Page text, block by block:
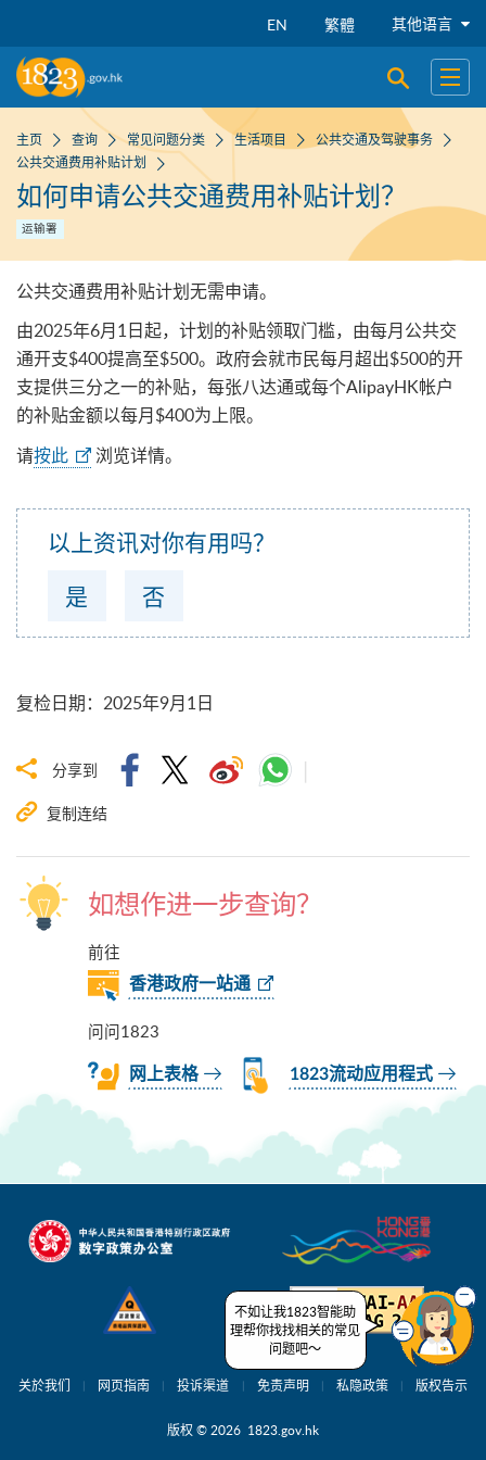
EN 繁體 其他语言
开启搜寻
开启
主页 查询 常见问题分类 生活项目
公共交通及驾驶事务
公共交通费用补贴计划
如何申请公共交通费用补贴计划？
运输署
公共交通费用补贴计划无需申请。
由2025年6月1日起，计划的补贴领取门槛，由每月公共交
通开支$400提高至$500。政府会就市民每月超出$500的开
支提供三分之一的补贴，每张八达通或每个AlipayHK帐户
的补贴金额以每月$400为上限。
请按此 浏览详情。
以上资讯对你有用吗？
是
否
复检日期： 2025年9月1日
分享到
复制连结
如想作进一步查询？
前往
香港政府一站通
问问1823
网上表格 1823流动应用程式
关於我们 网页指南 投诉渠道 免责声明 私隐政策 版权告示
版权 © 2026 1823.gov.hk
不如让我1823智能助
理帮你找找相关的常见
问题吧～